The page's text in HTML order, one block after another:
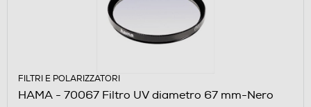
FILTRI E POLARIZZATORI
HAMA - 70067 Filtro UV diametro 67 mm-Nero